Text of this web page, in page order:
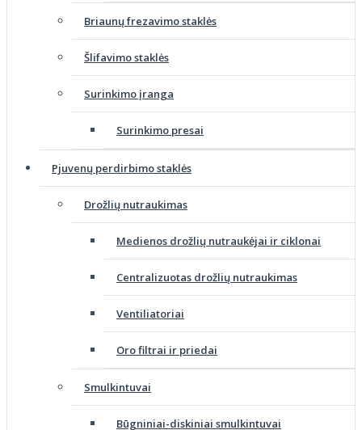
Briaunų frezavimo staklės
Šlifavimo staklės
Surinkimo įranga
Surinkimo presai
Pjuvenų perdirbimo staklės
Drožlių nutraukimas
Medienos drožlių nutraukėjai ir ciklonai
Centralizuotas drožlių nutraukimas
Ventiliatoriai
Oro filtrai ir priedai
Smulkintuvai
Būgniniai-diskiniai smulkintuvai